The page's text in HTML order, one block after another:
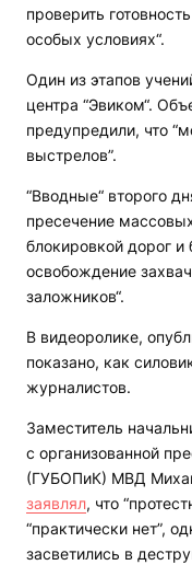
проверить
особых условиях“.
Один из этапов
центра “Эвиком“.
предупредили, что
выстрелов”.
“Вводные“ второго
пресечение
блокировкой дорог
освобождение
заложников“.
В видеоролике,
показано, как
журналистов.
Заместитель
с организованной
(ГУБОПиК) МВД
заявлял, что
“практически нет”,
засветились в